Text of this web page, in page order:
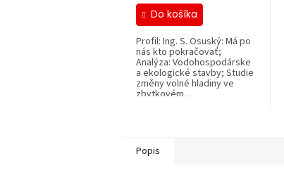
Do košíka
Profil: Ing. S. Osuský: Má po
nás kto pokračovať;
Analýza: Vodohospodárske
a ekologické stavby; Studie
změny volné hladiny ve
zbytkovém...
Popis